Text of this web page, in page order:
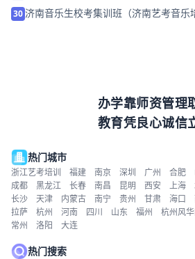
30 济南音乐生校考集训班（济南艺考音乐
办学靠师资管理
教育凭良心诚信
热门城市
浙江艺考培训 福建 南京 深圳 广州 合肥
成都
黑龙江 长春 南昌 昆明 西安 上海
长沙
天津 内蒙古 南宁 贵州 甘肃 海口
拉萨
杭州 河南 四川 山东 福州 杭州风
常州
洛阳 大连
热门搜索